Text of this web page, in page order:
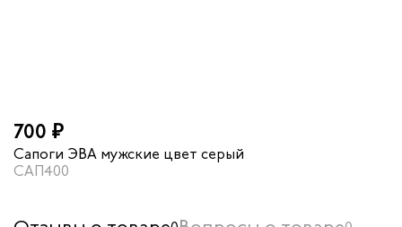
700 ₽
Сапоги ЭВА мужские цвет серый
САП400